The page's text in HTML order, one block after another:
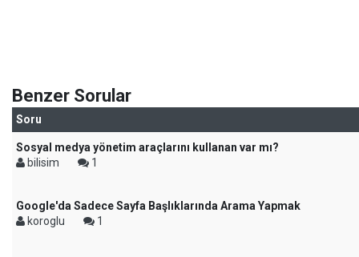
Benzer Sorular
Soru
Sosyal medya yönetim araçlarını kullanan var mı?
bilisim
1
Google'da Sadece Sayfa Başlıklarında Arama Yapmak
koroglu
1